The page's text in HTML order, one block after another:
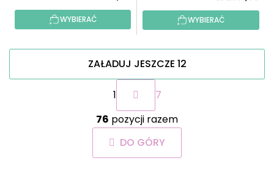
WYBIERAĆ WYBIERAĆ
K
o
n
t
r
ZAŁADUJ JESZCZE 12
P
a
g
i
n
a
c
1
7
76 pozycji razem
DO GÓRY